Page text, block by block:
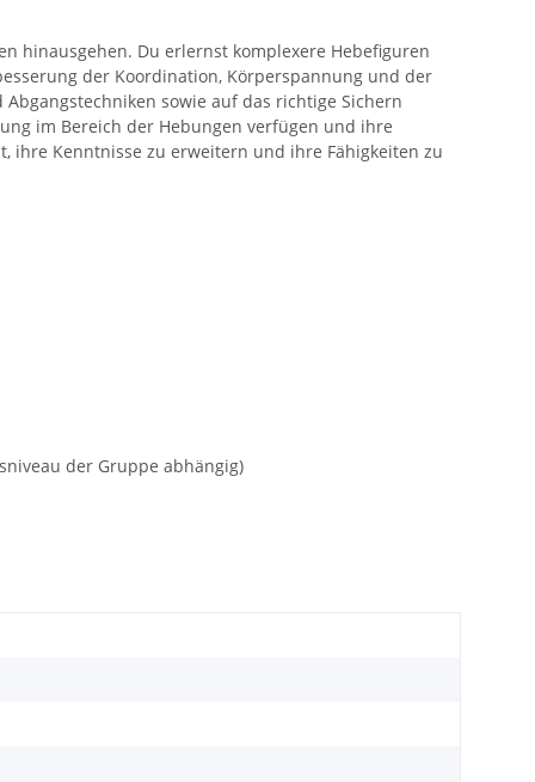
hinausgehen. Du erlernst komplexere Hebefiguren
der Koordination, Körperspannung und der
sowie auf das richtige Sichern
im Bereich der Hebungen verfügen und ihre
ihre Kenntnisse zu erweitern und ihre Fähigkeiten zu
der Gruppe abhängig)